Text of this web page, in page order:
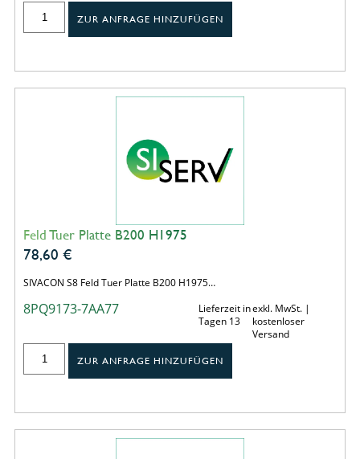
ZUR ANFRAGE HINZUFÜGEN
Feld Tuer Platte B200 H1975
78,60 €
SIVACON S8 Feld Tuer Platte B200 H1975…
8PQ9173-7AA77
Lieferzeit in
Tagen 13
exkl. MwSt. |
kostenloser
Versand
ZUR ANFRAGE HINZUFÜGEN